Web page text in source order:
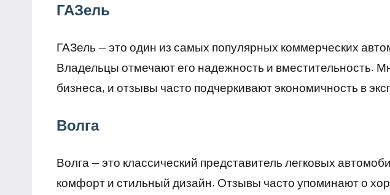
ГАЗель
ГАЗель — это один из самых популярных коммерческих
Владельцы отмечают его надежность и вместительность.
бизнеса, и отзывы часто подчеркивают экономичность в
Волга
Волга — это классический представитель легковых
комфорт и стильный дизайн. Отзывы часто упоминают о